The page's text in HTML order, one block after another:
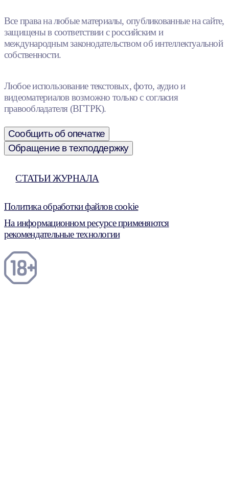
Все права на любые материалы, опубликованные на сайте,
защищены в соответствии с российским и
международным законодательством об интеллектуальной
собственности.
Любое использование текстовых, фото, аудио и
видеоматериалов возможно только с согласия
правообладателя (ВГТРК).
Сообщить об опечатке
Обращение в техподдержку
СТАТЬИ ЖУРНАЛА
Политика обработки файлов cookie
На информационном ресурсе применяются
рекомендательные технологии